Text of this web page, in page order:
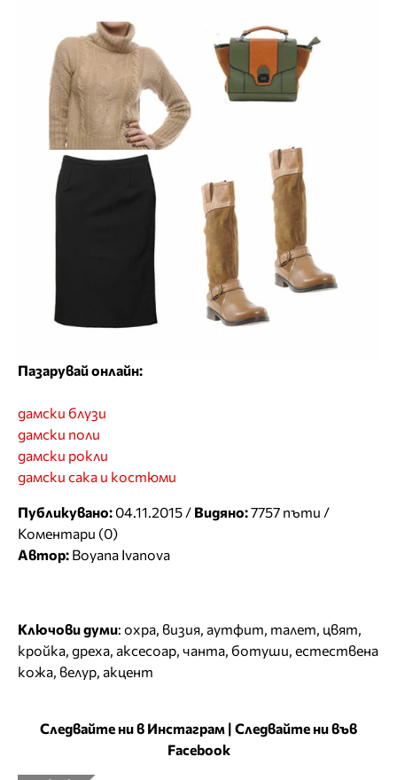
Пазарувай онлайн:
дамски блузи
дамски поли
дамски рокли
дамски сака и костюми
Публикувано: 04.11.2015 / Видяно:7757 пъти /
Коментари (0)
Автор: Boyana Ivanova
Ключови думи: охра, визия, аутфит, талет, цвят,
кройка, дреха, аксесоар, чанта, ботуши, естествена
кожа, велур, акцент
Следвайте ни в Инстаграм | Следвайте ни във
Facebook